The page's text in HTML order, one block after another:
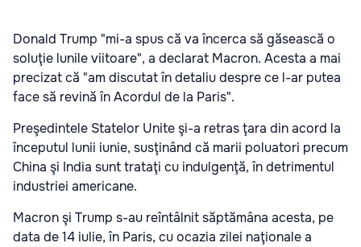
Donald Trump "mi-a spus că va încerca să găsească o
soluţie lunile viitoare", a declarat Macron. Acesta a mai
precizat că "am discutat în detaliu despre ce l-ar putea
face să revină în Acordul de la Paris".
Preşedintele Statelor Unite şi-a retras ţara din acord la
începutul lunii iunie, susţinând că marii poluatori precum
China şi India sunt trataţi cu indulgenţă, în detrimentul
industriei americane.
Macron şi Trump s-au reîntâlnit săptămâna acesta, pe
data de 14 iulie, în Paris, cu ocazia zilei naţionale a